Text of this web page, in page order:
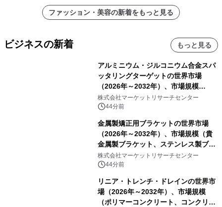
ファッション・美容の新着をもっと見る
ビジネスの新着 もっと見る
アルミニウム・ジルコニウム合金スパ
ッタリングターゲットの世界市場
（2026年～2032年）、市場規模
（0.995、0.999、その他）・分析レポ
ートを発表
株式会社マーケットリサーチセンター
44分前
金属製矯正用ブラケットの世界市場
（2026年～2032年）、市場規模（貴
金属製ブラケット、ステンレス製ブラ
ケット、純チタン製ブラケット）・分
析レポートを発表
株式会社マーケットリサーチセンター
44分前
リニア・トレンチ・ドレインの世界市
場（2026年～2032年）、市場規模
（ポリマーコンクリート、コンクリー